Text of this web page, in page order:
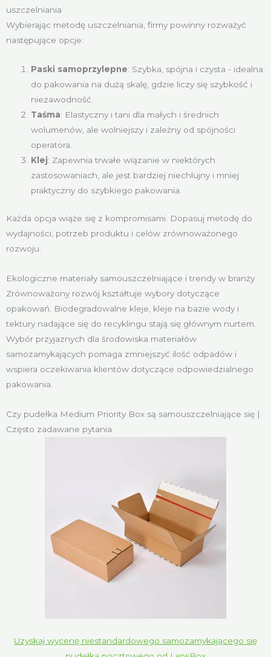
uszczelniania
Wybierając metodę uszczelniania, firmy powinny rozważyć
następujące opcje:
Paski samoprzylepne: Szybka, spójna i czysta - idealna
do pakowania na dużą skalę, gdzie liczy się szybkość i
niezawodność.
Taśma: Elastyczny i tani dla małych i średnich
wolumenów, ale wolniejszy i zależny od spójności
operatora.
Klej: Zapewnia trwałe wiązanie w niektórych
zastosowaniach, ale jest bardziej niechlujny i mniej
praktyczny do szybkiego pakowania.
Każda opcja wiąże się z kompromisami. Dopasuj metodę do
wydajności, potrzeb produktu i celów zrównoważonego
rozwoju.
Ekologiczne materiały samouszczelniające i trendy w branży
Zrównoważony rozwój kształtuje wybory dotyczące
opakowań. Biodegradowalne kleje, kleje na bazie wody i
tektury nadające się do recyklingu stają się głównym nurtem.
Wybór przyjaznych dla środowiska materiałów
samozamykających pomaga zmniejszyć ilość odpadów i
wspiera oczekiwania klientów dotyczące odpowiedzialnego
pakowania.
Czy pudełka Medium Priority Box są samouszczelniające się |
Często zadawane pytania
Uzyskaj wycenę niestandardowego samozamykającego się